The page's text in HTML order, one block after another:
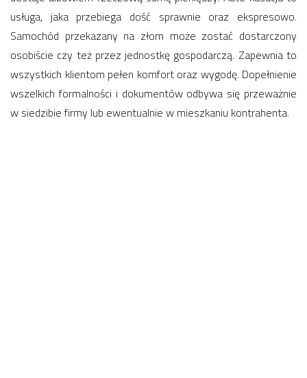
usługa, jaka przebiega dość sprawnie oraz ekspresowo.
Samochód przekazany na złom może zostać dostarczony
osobiście czy też przez jednostkę gospodarczą. Zapewnia to
wszystkich klientom pełen komfort oraz wygodę. Dopełnienie
wszelkich formalności i dokumentów odbywa się przeważnie
w siedzibie firmy lub ewentualnie w mieszkaniu kontrahenta.